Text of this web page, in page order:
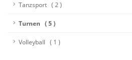
Tanzsport ( 2 )
Turnen ( 5 )
Volleyball ( 1 )